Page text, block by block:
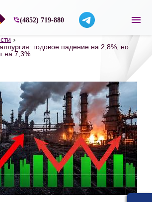
Строительные материалы со склада в
(4852) 719-880
годовое падение на 2,8%, но
на 7,3%